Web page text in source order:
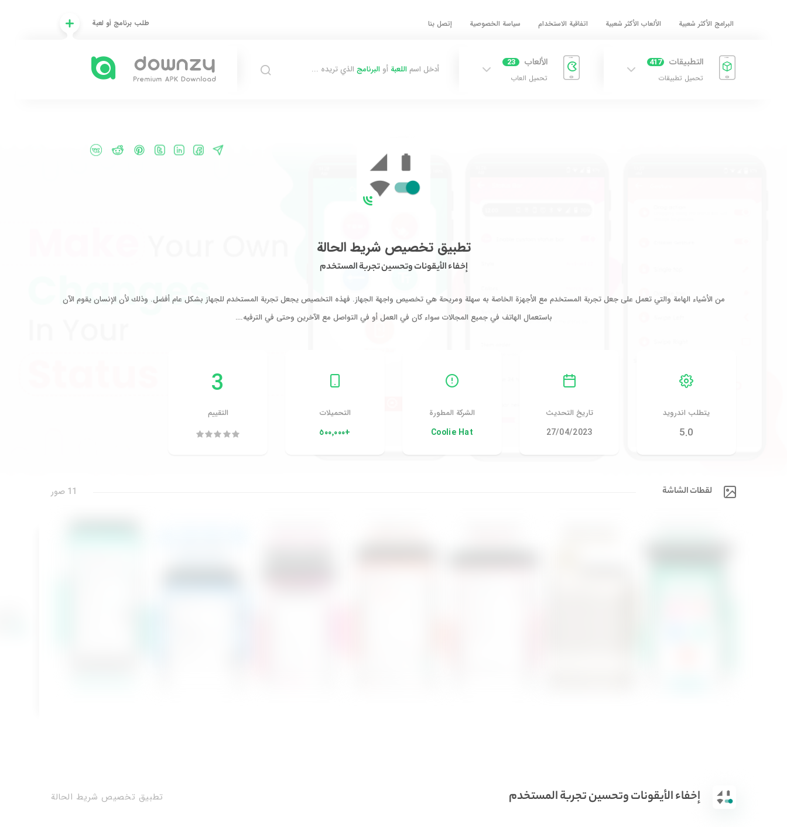
البرامج الأكثر شعبية الألعاب الأكثر شعبية اتفاقية الاستخدام سياسة الخصوصية إتصل بنا طلب برنامج أو لعبة
التطبيقات 417
تحميل تطبيقات
الألعاب 23
تحميل العاب
أدخل اسم اللعبة أو البرنامج الذي تريده ...
تطبيق تخصيص شريط الحالة
إخفاء الأيقونات وتحسين تجربة المستخدم
من الأشياء الهامة والتي تعمل على جعل تجربة المستخدم مع الأجهزة الخاصة به سهلة ومريحة هي تخصيص واجهة الجهاز. فهذه التخصيص يجعل تجربة المستخدم للجهاز بشكل عام أفضل. وذلك لأن الإنسان يقوم الآن
باستعمال الهاتف في جميع المجالات سواء كان في العمل أو في التواصل مع الآخرين وحتى في الترفيه.…
يتطلب اندرويد
5.0
تاريخ التحديث
27/04/2023
الشركة المطورة
Coolie Hat
التحميلات
+٥٠٠٬٠٠٠
3
التقييم
لقطات الشاشة 11 صور
إخفاء الأيقونات وتحسين تجربة المستخدم تطبيق تخصيص شريط الحالة